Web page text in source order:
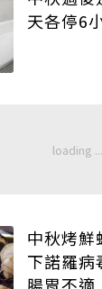
天各停6
中秋烤鮮
下諾羅病